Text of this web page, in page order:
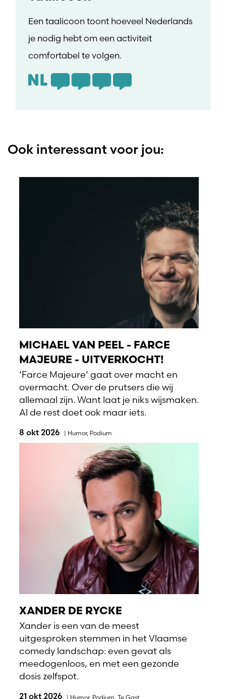
Een taalicoon toont hoeveel Nederlands
je nodig hebt om een activiteit
comfortabel te volgen.
Ook interessant voor jou:
MICHAEL VAN PEEL - FARCE
MAJEURE - UITVERKOCHT!
‘Farce Majeure’ gaat over macht en
overmacht. Over de prutsers die wij
allemaal zijn. Want laat je niks wijsmaken.
Al de rest doet ook maar iets.
8 okt 2026 | Humor, Podium
XANDER DE RYCKE
Xander is een van de meest
uitgesproken stemmen in het Vlaamse
comedy landschap: even gevat als
meedogenloos, en met een gezonde
dosis zelfspot.
21 okt 2026 | Humor, Podium Te Gast